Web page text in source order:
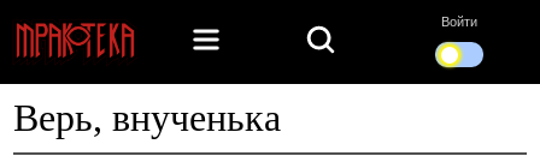
Войти
Верь, внученька